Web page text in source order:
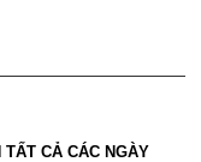
TẤT CẢ CÁC NGÀY